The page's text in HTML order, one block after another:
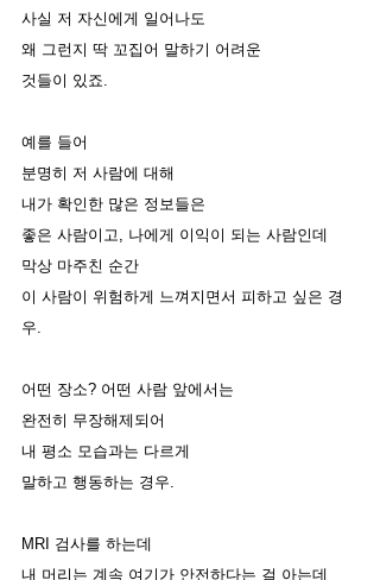
사실 저 자신에게 일어나도
왜 그런지 딱 꼬집어 말하기 어려운
것들이 있죠.
예를 들어
분명히 저 사람에 대해
내가 확인한 많은 정보들은
좋은 사람이고, 나에게 이익이 되는 사람인데
막상 마주친 순간
이 사람이 위험하게 느껴지면서 피하고 싶은 경
우.
어떤 장소? 어떤 사람 앞에서는
완전히 무장해제되어
내 평소 모습과는 다르게
말하고 행동하는 경우.
MRI 검사를 하는데
내 머리는 계속 여기가 안전하다는 걸 아는데